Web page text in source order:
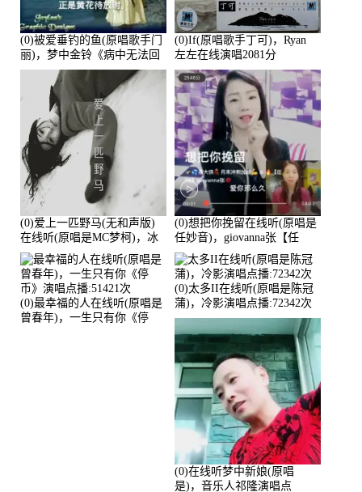
(0)被爱垂钓的鱼(原唱歌手门
丽)，梦中金铃《病中无法回
复大家》在线演唱3586分
(0)If(原唱歌手丁可)，Ryan
左左在线演唱2081分
(0)爱上一匹野马(无和声版)
在线听(原唱是MC梦柯)，冰
鑫Asce演唱点播:178815次
(0)想把你挽留在线听(原唱是
任妙音)，giovanna张【任
96】演唱点播:60173次
(0)最幸福的人在线听(原唱是
曾春年)，一生只有你《停
(0)太多II在线听(原唱是陈冠
蒲)，冷影演唱点播:72342次
(0)在线听梦中新娘(原唱
是)，音乐人祁隆演唱点